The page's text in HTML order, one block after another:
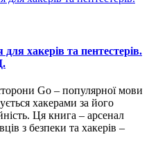
хакерів та пентестерів.
Go – популярної мови
хакерами за його
Ця книга – арсенал
з безпеки та хакерів –